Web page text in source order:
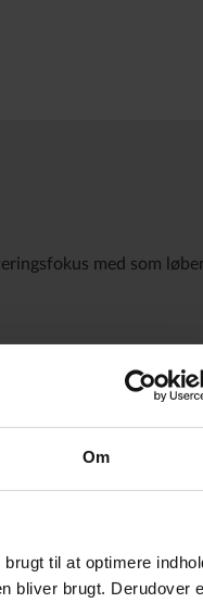
Om
til at optimere
bliver brugt. Derudover
med som
Har fokus på at investere
i faste
aktier og